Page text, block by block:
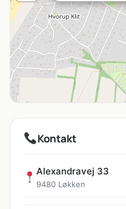
Kontakt
Alexandravej 33
9480 Løkken